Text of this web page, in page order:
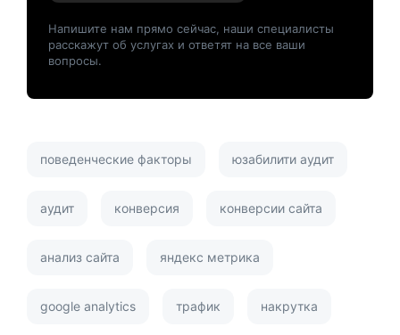
Напишите нам прямо сейчас, наши специалисты
расскажут об услугах и ответят на все ваши
вопросы.
поведенческие факторы юзабилити аудит
аудит конверсия конверсии сайта
анализ сайта яндекс метрика
google analytics трафик накрутка